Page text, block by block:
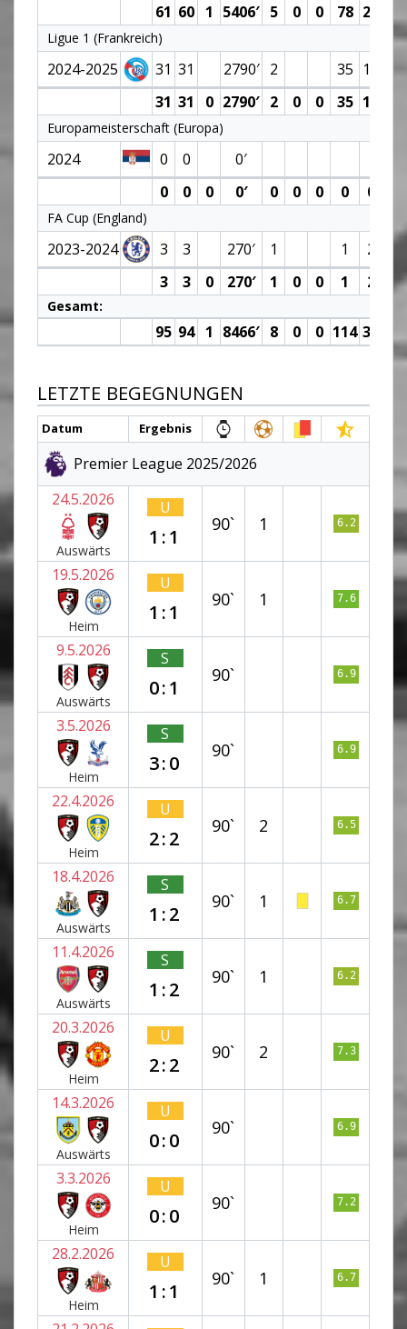
61 60 1 5406′ 5 0 0 78 22
Ligue 1 (Frankreich)
2024-2025 31 31 2790′ 2 35 11
31 31 0 2790′ 2 0 0 35 11
Europameisterschaft (Europa)
2024 0 0
0′
0
0 0 0′ 0 0 0 0 0
FA Cup (England)
2023-2024 3 3 270′ 1 1
2
3
3 0 270′ 1 0 0 1 2
Gesamt:
95 94 1 8466′ 8 0 0 114 35
LETZTE BEGEGNUNGEN
Datum Ergebnis
Premier League 2025/2026
24.5.2026
Auswärts
U
1:1
90` 1 6.2
19.5.2026
Heim
U
1:1
90` 1 7.6
9.5.2026
Auswärts
S
0:1
90` 6.9
3.5.2026
Heim
S
3:0
90` 6.9
22.4.2026
Heim
U
2:2
90` 2 6.5
18.4.2026
Auswärts
S
1:2
90` 1 6.7
11.4.2026
Auswärts
S
1:2
90` 1 6.2
20.3.2026
Heim
U
2:2
90` 2 7.3
14.3.2026
Auswärts
U
0:0
90` 6.9
3.3.2026
Heim
U
0:0
90` 7.2
28.2.2026
Heim
U
1:1
90` 1 6.7